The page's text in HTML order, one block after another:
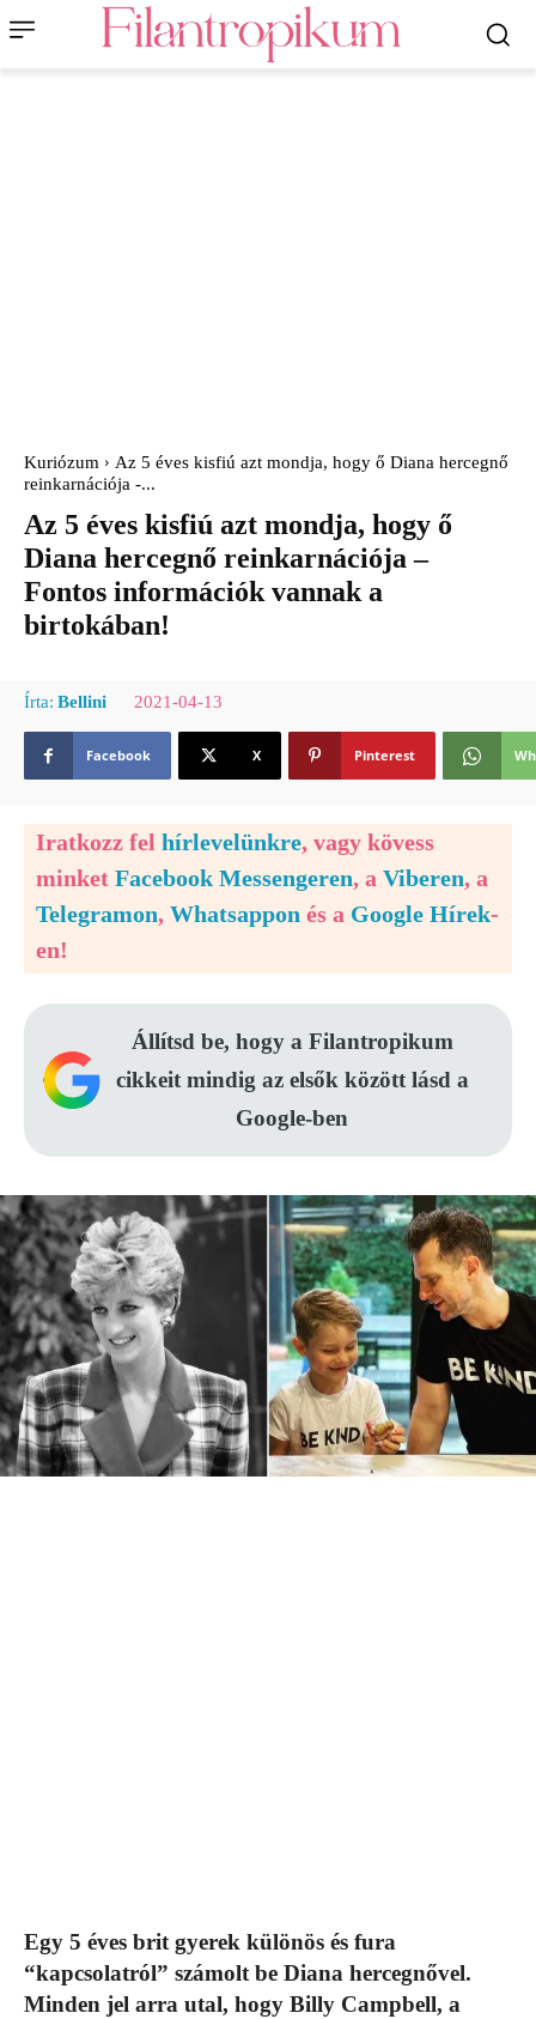
Kuriózum
Az 5 éves kisfiú azt mondja, hogy ő Diana hercegnő
reinkarnációja -...
Az 5 éves kisfiú azt mondja, hogy ő
Diana hercegnő reinkarnációja –
Fontos információk vannak a
birtokában!
Írta: Bellini 2021-04-13
Facebook X Pinterest
Iratkozz fel hírlevelünkre, vagy kövess
minket Facebook Messengeren, a Viberen, a
Telegramon, Whatsappon és a Google Hírek-
en!
Állítsd be, hogy a Filantropikum
cikkeit mindig az elsők között lásd a
Google-ben
Egy 5 éves brit gyerek különös és fura
“kapcsolatról” számolt be Diana hercegnővel.
Minden jel arra utal, hogy Billy Campbell, a